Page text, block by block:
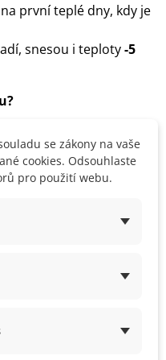
první teplé dny, kdy je
snesou i teploty-5
jekoncem června,
do tmavé a
na záhon.
se zákony na vaše
cookies. Odsouhlaste
pro použití webu.